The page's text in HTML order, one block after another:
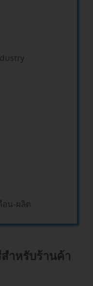
อน-ผลิต
ำหรับร้านค้า